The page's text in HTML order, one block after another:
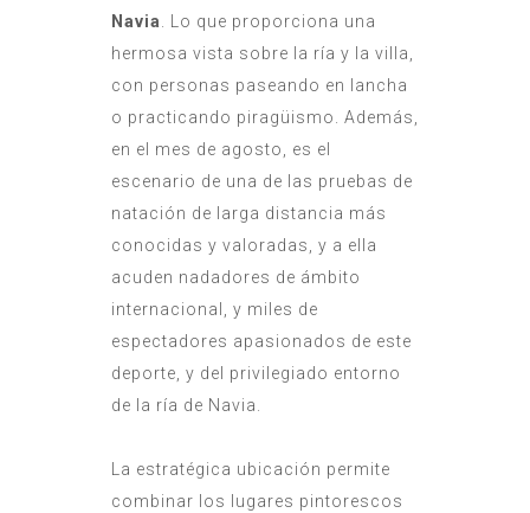
Navia
. Lo que proporciona una
hermosa vista sobre la ría y la villa,
con personas paseando en lancha
o practicando piragüismo. Además,
en el mes de agosto, es el
escenario de una de las pruebas de
natación de larga distancia más
conocidas y valoradas, y a ella
acuden nadadores de ámbito
internacional, y miles de
espectadores apasionados de este
deporte, y del privilegiado entorno
de la ría de Navia.
La estratégica ubicación permite
combinar los lugares pintorescos